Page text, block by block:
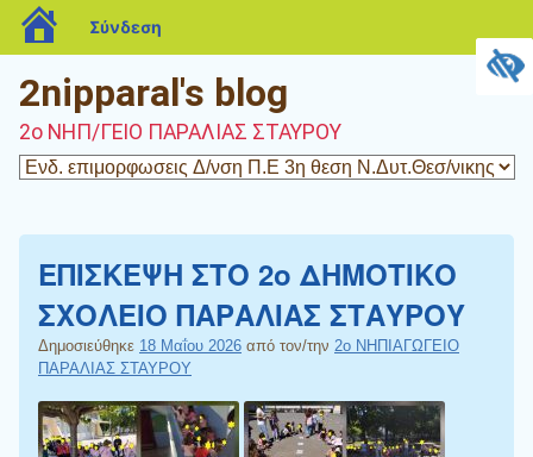
2nipparal's blog
2o ΝΗΠ/ΓΕΙΟ ΠΑΡΑΛΙΑΣ ΣΤΑΥΡΟΥ
ΕΠΙΣΚΕΨΗ ΣΤΟ 2ο ΔΗΜΟΤΙΚΟ
ΣΧΟΛΕΙΟ ΠΑΡΑΛΙΑΣ ΣΤΑΥΡΟΥ
Δημοσιεύθηκε 18 Μαΐου 2026 από τον/την 2ο ΝΗΠΙΑΓΩΓΕΙΟ
ΠΑΡΑΛΙΑΣ ΣΤΑΥΡΟΥ
blogs.sch.gr
Σύνδεση